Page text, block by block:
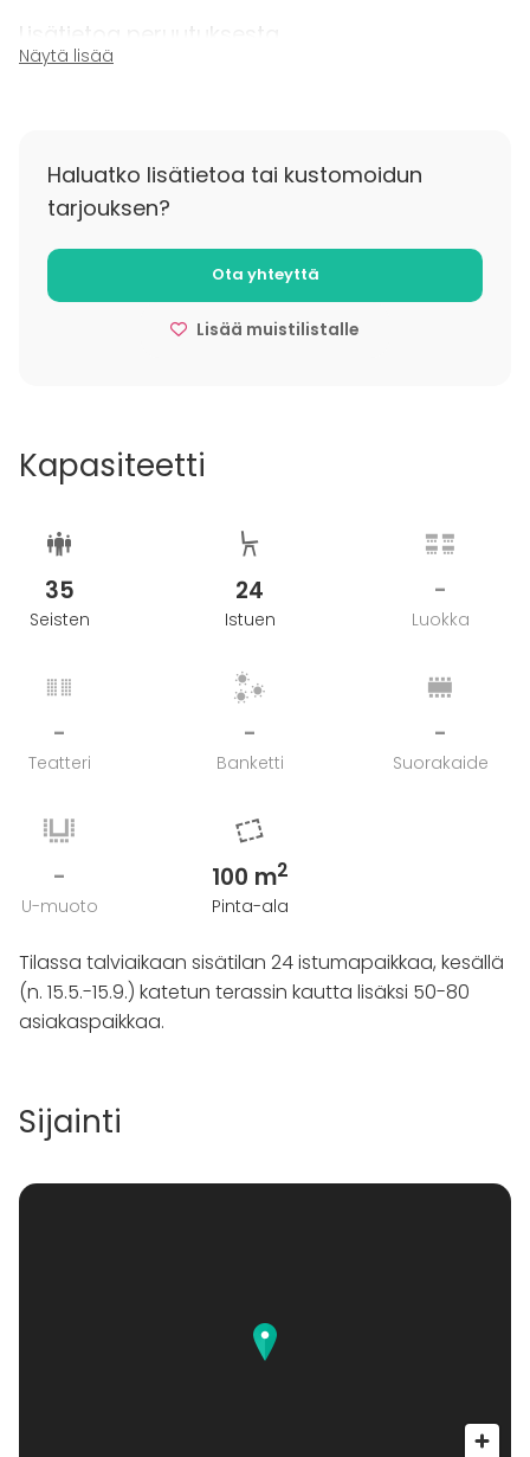
Lisätietoa peruutuksesta
Näytä lisää
Haluatko lisätietoa tai kustomoidun
tarjouksen?
Ota yhteyttä
Lisää muistilistalle
Kapasiteetti
35
Seisten
24
Istuen
-
Luokka
-
Teatteri
-
Banketti
-
Suorakaide
-
U-muoto
100 m2
Pinta-ala
Tilassa talviaikaan sisätilan 24 istumapaikkaa, kesällä
(n. 15.5.-15.9.) katetun terassin kautta lisäksi 50-80
asiakaspaikkaa.
Sijainti